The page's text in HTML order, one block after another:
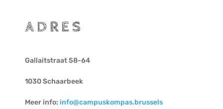
ADRES
Gallaitstraat 58-64
1030 Schaarbeek
Meer info: info@campuskompas.brussels